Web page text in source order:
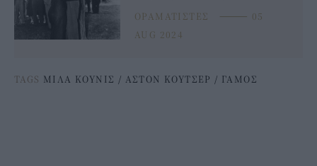
ΟΡΑΜΑΤΙΣΤΕΣ ⸻ 05
AUG 2024
TAGS ΜΙΛΑ ΚΟΥΝΙΣ / ΑΣΤΟΝ ΚΟΥΤΣΕΡ / ΓΑΜΟΣ